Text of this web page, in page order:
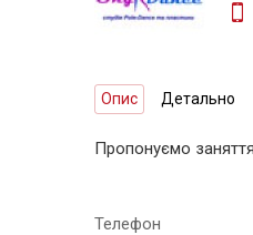
Опис Детально
Пропонуємо
Телефон